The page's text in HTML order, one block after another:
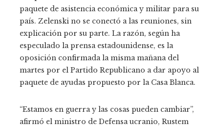
paquete de asistencia económica y militar para su
país. Zelenski no se conectó a las reuniones, sin
explicación por su parte. La razón, según ha
especulado la prensa estadounidense, es la
oposición confirmada la misma mañana del
martes por el Partido Republicano a dar apoyo al
paquete de ayudas propuesto por la Casa Blanca.
“Estamos en guerra y las cosas pueden cambiar”,
afirmó el ministro de Defensa ucranio, Rustem